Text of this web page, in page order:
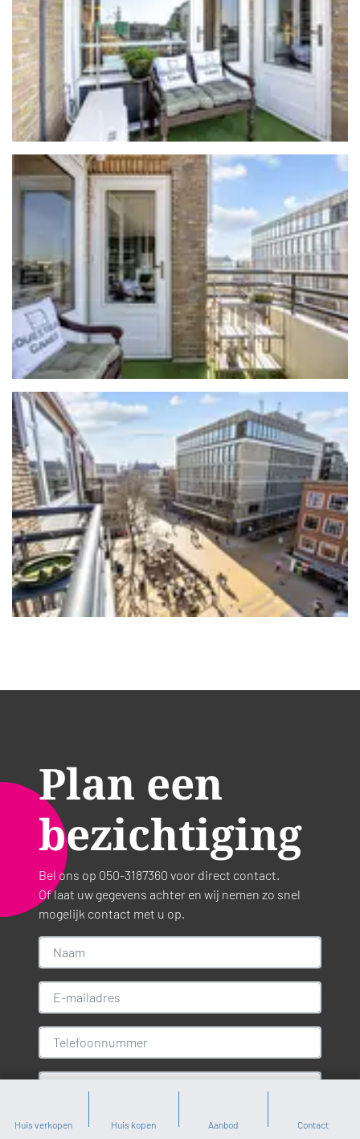
Huis verkopen Huis kopen Aanbod Contact
Plan een
bezichtiging
Bel ons op 050-3187360 voor direct contact.
Of laat uw gegevens achter en wij nemen zo snel
mogelijk contact met u op.